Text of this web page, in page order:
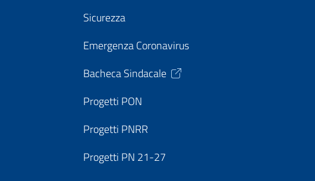
Sicurezza
Emergenza Coronavirus
Bacheca Sindacale
Progetti PON
Progetti PNRR
Progetti PN 21-27